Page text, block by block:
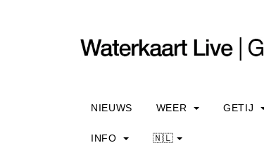
NIEUWS WEER GETIJ
INFO 🇳🇱